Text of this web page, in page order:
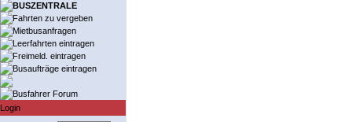
BUSZENTRALE
Fahrten zu vergeben
Mietbusanfragen
Leerfahrten eintragen
Freimeld. eintragen
Busaufträge eintragen
Busfahrer Forum
Login